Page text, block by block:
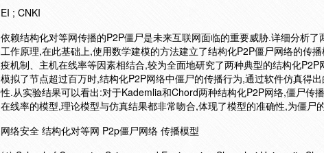
EI ; CNKI
依赖结构化对等网传播的P2P僵尸是未来互联网面临的重要威胁.详细分析
工作原理,在此基础上,使用数学建模的方法建立了结构化P2P僵尸网络的传
疫机制、主机在线率等因素相结合,较为全面地研究了两种典型的结构化
模拟了节点超过百万时,结构化P2P网络中僵尸的传播行为,通过软件仿真得
性.从实验结果可以看出:对于Kademlia和Chord两种结构化P2P网络,僵尸传
在线率的模型,理论模型与仿真结果都非常吻合,体现了模型的准确性,为僵尸
网络安全 结构化对等网 P2p僵尸网络 传播模型